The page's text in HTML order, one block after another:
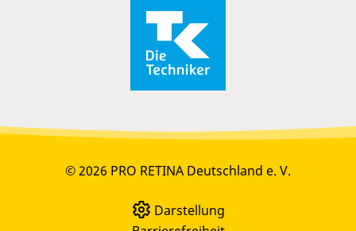
© 2026 PRO RETINA Deutschland e. V.
Darstellung